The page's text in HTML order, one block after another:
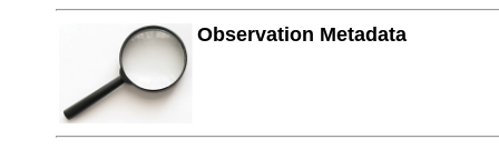
Observation Metadata